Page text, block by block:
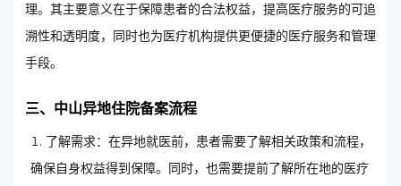
理。其主要意义在于保障患者的合法权益，提高医疗服务的可追
溯性和透明度，同时也为医疗机构提供更便捷的医疗服务和管理
手段。
三、中山异地住院备案流程
了解需求：在异地就医前，患者需要了解相关政策和流程，
确保自身权益得到保障。同时，也需要提前了解所在地的医疗